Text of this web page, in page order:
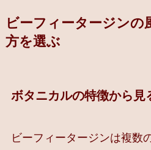
ビーフィータージンの
方を選ぶ
ボタニカルの特徴から見
ビーフィータージンは複数